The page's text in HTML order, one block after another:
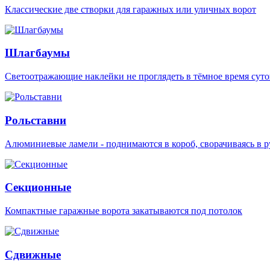
Классические две створки для гаражных или уличных ворот
Шлагбаумы
Светоотражающие наклейки не проглядеть в тёмное время
Рольставни
Алюминиевые ламели - поднимаются в короб, сворачиваясь в
Секционные
Компактные гаражные ворота закатываются под потолок
Сдвижные